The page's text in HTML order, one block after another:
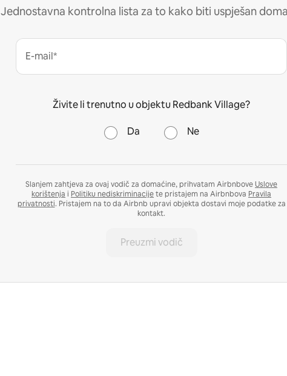
Jednostavna kontrolna lista za to kako biti uspješan
E-mail*
Živite li trenutno u objektu Redbank Village?
Da Ne
Slanjem zahtjeva za ovaj vodič za domaćine, prihvatam AirbnboveUslove
korištenja i Politiku nediskriminacijete pristajem na Airbnbova Pravila
privatnosti. Pristajem na to da Airbnb upravi objekta dostavi moje podatke za
kontakt.
Preuzmi vodič